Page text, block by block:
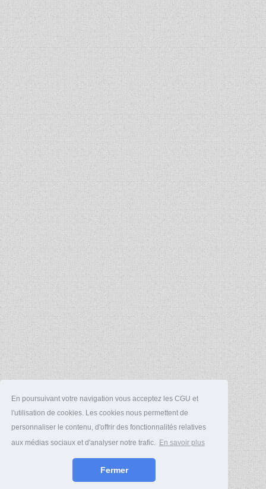
En poursuivant votre navigation vous acceptez les CGU et
l'utilisation de cookies. Les cookies nous permettent de
personnaliser le contenu, d'offrir des fonctionnalités relatives
aux médias sociaux et d'analyser notre trafic. En savoir plus
Fermer